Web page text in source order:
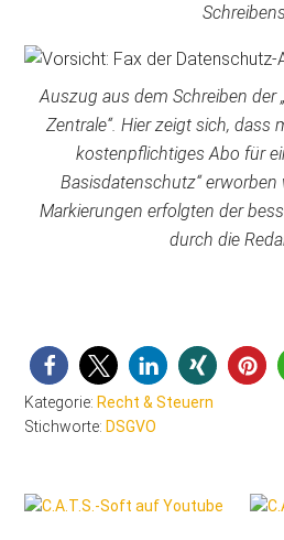
Auszug aus dem Schreiben der
Zentrale“. Hier zeigt sich, dass
kostenpflichtiges Abo für
Basisdatenschutz“ erworben
Markierungen erfolgten der
durch die
Kategorie: Recht & Steuern
Stichworte: DSGVO
Seitenspalte